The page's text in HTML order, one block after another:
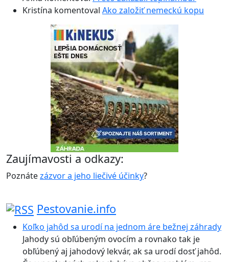
Kristína komentoval Ako založiť nemeckú kopu
Zaujímavosti a odkazy:
Poznátezázvor a jeho liečivé účinky?
Pestovanie.info
Koľko jahôd sa urodí na jednom áre bežnej záhrady
Jahody sú obľúbeným ovocím a rovnako tak je
obľúbený aj jahodový lekvár, ak sa urodí dosť jahôd.